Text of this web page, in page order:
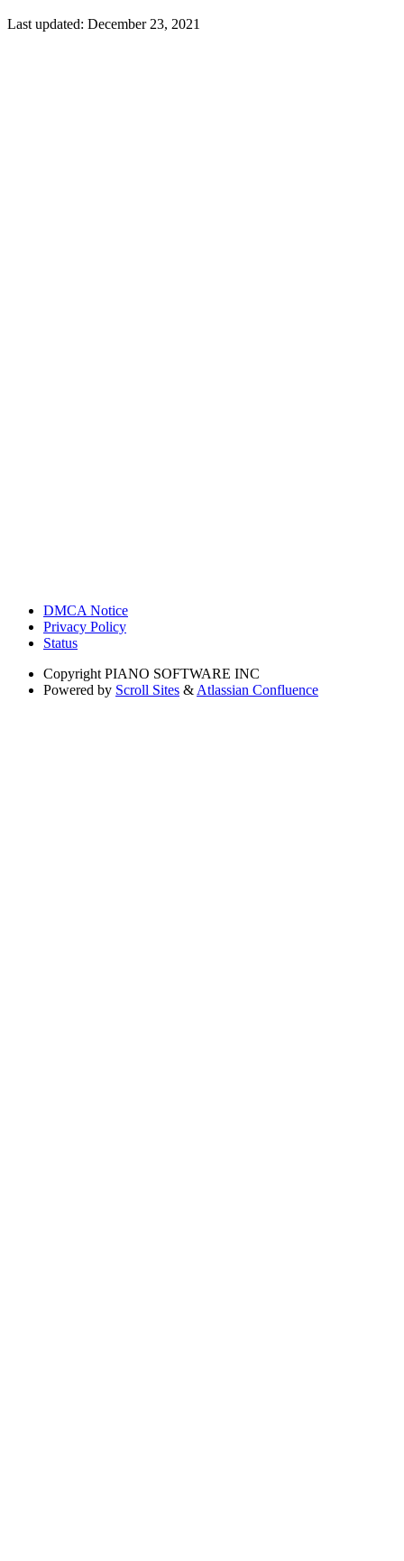
Last updated: December 23, 2021
DMCA Notice
Privacy Policy
Status
Copyright PIANO SOFTWARE INC
Powered by Scroll Sites & Atlassian Confluence